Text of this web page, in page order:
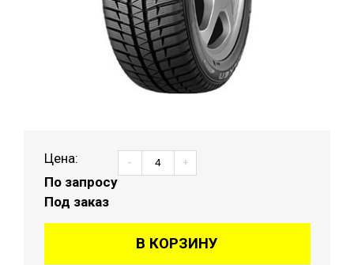
Цена:
По запросу
Под заказ
- +
В КОРЗИНУ